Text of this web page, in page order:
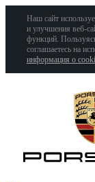
Наш сайт
и улучшения веб-
функций.
соглашаетесь на
информация о